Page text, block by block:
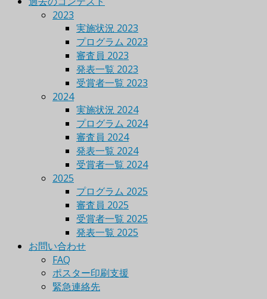
2023
実施状況 2023
プログラム 2023
審査員 2023
発表一覧 2023
受賞者一覧 2023
2024
実施状況 2024
プログラム 2024
審査員 2024
発表一覧 2024
受賞者一覧 2024
2025
プログラム 2025
審査員 2025
受賞者一覧 2025
発表一覧 2025
お問い合わせ
FAQ
ポスター印刷支援
緊急連絡先